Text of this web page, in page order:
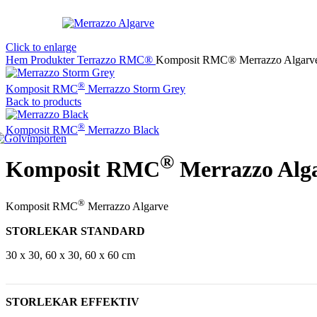
Click to enlarge
Hem ProdukterTerrazzo RMC® Komposit RMC® Merrazzo
Komposit RMC® Merrazzo Storm Grey
Back to products
Komposit RMC® Merrazzo Black
Komposit RMC® Merrazzo
Komposit RMC® Merrazzo Algarve
STORLEKAR STANDARD
30 x 30, 60 x 30, 60 x 60 cm
STORLEKAR EFFEKTIV